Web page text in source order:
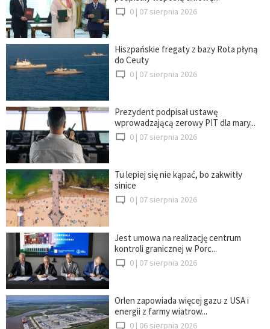
0 | 07 sierpnia 2026
Hiszpańskie fregaty z bazy Rota płyną
do Ceuty
0 | 07 sierpnia 2026
Prezydent podpisał ustawę
wprowadzającą zerowy PIT dla mary...
0 | 07 sierpnia 2026
Tu lepiej się nie kąpać, bo zakwitły
sinice
0 | 07 sierpnia 2026
Jest umowa na realizację centrum
kontroli granicznej w Porc...
0 | 07 sierpnia 2026
Orlen zapowiada więcej gazu z USA i
energii z farmy wiatrow...
0 | 06 sierpnia 2026